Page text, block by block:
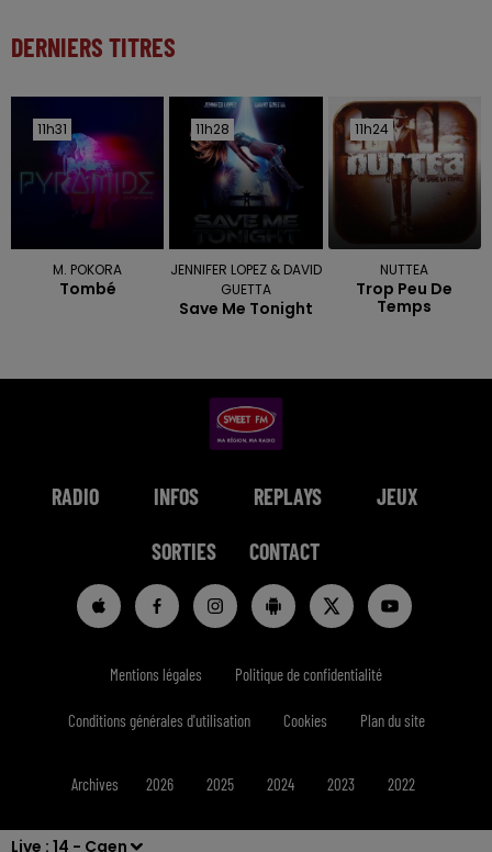
Live : 14 - Caen
DERNIERS TITRES
11h31
11h31
M. POKORA
Tombé
11h28
11h28
JENNIFER LOPEZ & DAVID
GUETTA
Save Me Tonight
11h24
11h24
NUTTEA
Trop Peu De
Temps
RADIO INFOS REPLAYS JEUX
SORTIES CONTACT
Mentions légales Politique de confidentialité
Conditions générales d'utilisation Cookies Plan du site
Archives 2026 2025 2024 2023 2022